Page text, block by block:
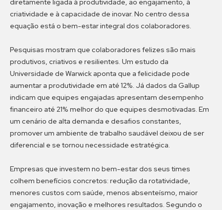
diretamente ligada à produtividade, ao engajamento, à
criatividade e à capacidade de inovar. No centro dessa
equação está o bem-estar integral dos colaboradores.
Pesquisas mostram que colaboradores felizes são mais
produtivos, criativos e resilientes. Um estudo da
Universidade de Warwick aponta que a felicidade pode
aumentar a produtividade em até 12%. Já dados da Gallup
indicam que equipes engajadas apresentam desempenho
financeiro até 21% melhor do que equipes desmotivadas. Em
um cenário de alta demanda e desafios constantes,
promover um ambiente de trabalho saudável deixou de ser
diferencial e se tornou necessidade estratégica.
Empresas que investem no bem-estar dos seus times
colhem benefícios concretos: redução da rotatividade,
menores custos com saúde, menos absenteísmo, maior
engajamento, inovação e melhores resultados. Segundo o